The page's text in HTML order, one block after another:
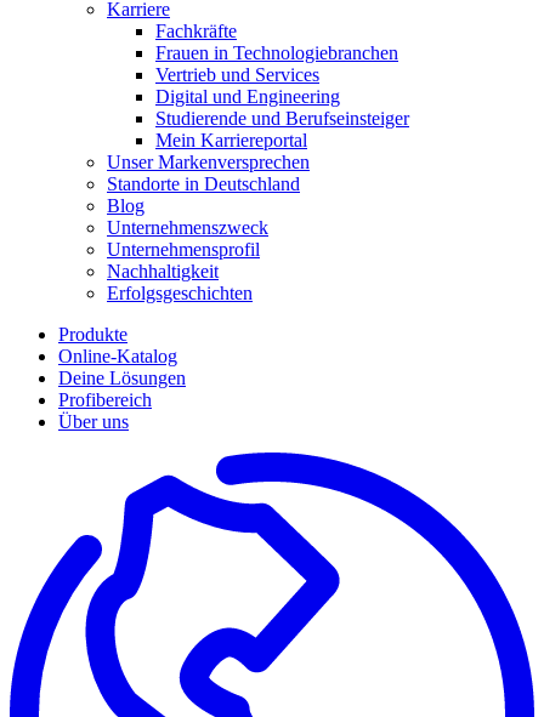
Karriere
Fachkräfte
Frauen in Technologiebranchen
Vertrieb und Services
Digital und Engineering
Studierende und Berufseinsteiger
Mein Karriereportal
Unser Markenversprechen
Standorte in Deutschland
Blog
Unternehmenszweck
Unternehmensprofil
Nachhaltigkeit
Erfolgsgeschichten
Produkte
Online-Katalog
Deine Lösungen
Profibereich
Über uns